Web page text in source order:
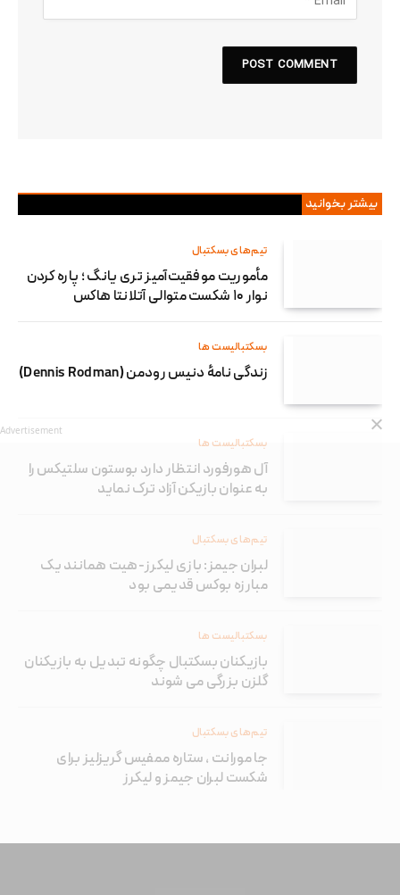
بیشتر بخوانید
تیم‌های بسکتبال
مأموریت موفقیت‌آمیز تری یانگ ؛ پاره کردن
نوار ۱۰ شکست متوالی آتلانتا هاکس
بسکتبالیست ها
زندگی نامۀ دنیس رودمن (Dennis Rodman)
بسکتبالیست ها
آل هورفورد انتظار دارد بوستون سلتیکس را
به عنوان بازیکن آزاد ترک نماید
تیم‌های بسکتبال
لبران جیمز: بازی لیکرز-هیت همانند یک
مبارزه بوکس قدیمی بود
بسکتبالیست ها
بازیکنان بسکتبال چگونه تبدیل به بازیکنان
گلزن بزرگی می شوند
تیم‌های بسکتبال
جا مورانت ، ستاره ممفیس گریزلیز برای
شکست لبران جیمز و لیکرز
Advertisement